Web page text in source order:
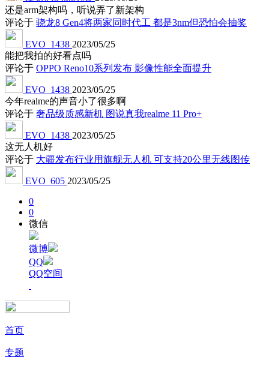
还是arm架构吗，听说弄了新架构
评论于 骁龙8 Gen4将两家同时代工 都是3nm但恐怕会抽奖
EVO_1438 2023/05/25
能把我拍的好看点吗
评论于 OPPO Reno10系列发布 影像性能全面提升
EVO_1438 2023/05/25
今年realme的声音小了很多啊
评论于 奢品级质感新机 图说真我realme 11 Pro+
EVO_1438 2023/05/25
这无人机好
评论于 大疆发布行业用旗舰无人机 可支持20公里无线图传
EVO_605 2023/05/25
0
0
微信
微博
QQ
QQ空间
首页
专题